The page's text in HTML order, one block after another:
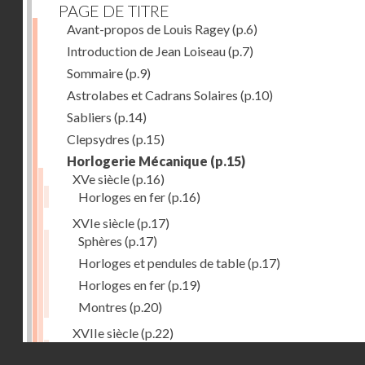
PAGE DE TITRE
Avant-propos de Louis Ragey(p.6)
Introduction de Jean Loiseau(p.7)
Sommaire(p.9)
Astrolabes et Cadrans Solaires (p.10)
Sabliers (p.14)
Clepsydres (p.15)
Horlogerie Mécanique (p.15)
XVe siècle(p.16)
Horloges en fer(p.16)
XVIe siècle(p.17)
Sphères (p.17)
Horloges et pendules de table(p.17)
Horloges en fer(p.19)
Montres (p.20)
XVIIe siècle(p.22)